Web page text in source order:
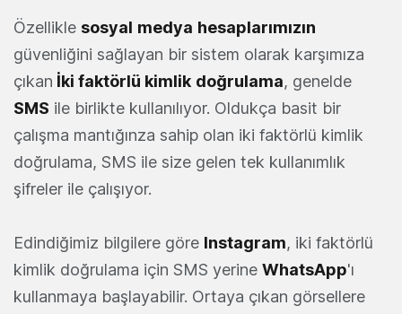
Özellikle sosyal medya hesaplarımızın
güvenliğini sağlayan bir sistem olarak karşımıza
çıkan İki faktörlü kimlik doğrulama, genelde
SMS ile birlikte kullanılıyor. Oldukça basit bir
çalışma mantığınza sahip olan iki faktörlü kimlik
doğrulama, SMS ile size gelen tek kullanımlık
şifreler ile çalışıyor.
Edindiğimiz bilgilere göre Instagram, iki faktörlü
kimlik doğrulama için SMS yerine WhatsApp'ı
kullanmaya başlayabilir. Ortaya çıkan görsellere